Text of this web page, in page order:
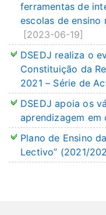
ferramentas de
escolas de ensino
[2023-06-19]
DSEDJ realiza o
Constituição da
2021 – Série de
DSEDJ apoia os
aprendizagem em
Plano de Ensino
Lectivo” (2021/